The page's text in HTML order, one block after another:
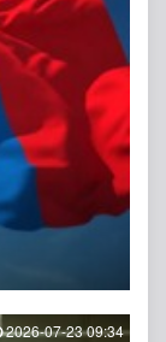
2026-07-23 09:34